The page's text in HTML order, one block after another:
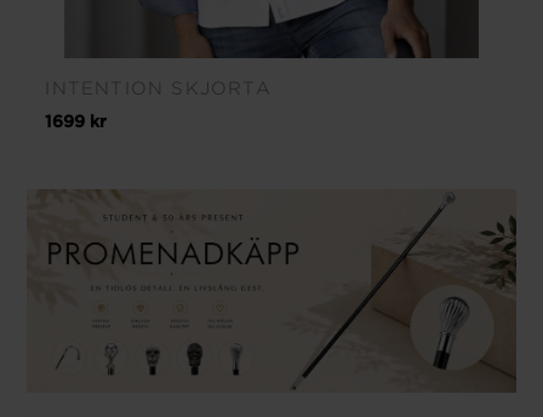
INTENTION SKJORTA
1699 kr